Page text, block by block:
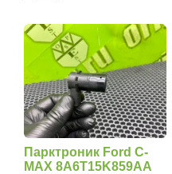
Парктроник Ford C-
MAX 8A6T15K859AA